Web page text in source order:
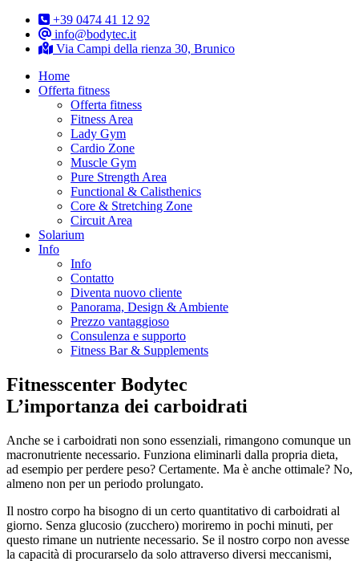
+39 0474 41 12 92
info@bodytec.it
Via Campi della rienza 30, Brunico
Home
Offerta fitness
Offerta fitness
Fitness Area
Lady Gym
Cardio Zone
Muscle Gym
Pure Strength Area
Functional & Calisthenics
Core & Stretching Zone
Circuit Area
Solarium
Info
Info
Contatto
Diventa nuovo cliente
Panorama, Design & Ambiente
Prezzo vantaggioso
Consulenza e supporto
Fitness Bar & Supplements
Fitnesscenter Bodytec
L’importanza dei carboidrati
Anche se i carboidrati non sono essenziali, rimangono comunque un
macronutriente necessario. Funziona eliminarli dalla propria dieta,
ad esempio per perdere peso? Certamente. Ma è anche ottimale? No,
almeno non per un periodo prolungato.
Il nostro corpo ha bisogno di un certo quantitativo di carboidrati al
giorno. Senza glucosio (zucchero) moriremo in pochi minuti, per
questo rimane un nutriente necessario. Se il nostro corpo non avesse
la capacità di procurarselo da solo attraverso diversi meccanismi,